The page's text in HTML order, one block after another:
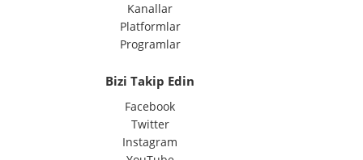
Kanallar
Platformlar
Programlar
Bizi Takip Edin
Facebook
Twitter
Instagram